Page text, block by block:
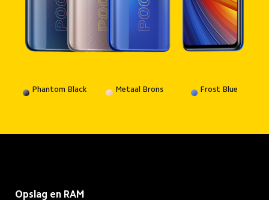
Phantom Black Metaal Brons Frost Blue
Opslag en RAM